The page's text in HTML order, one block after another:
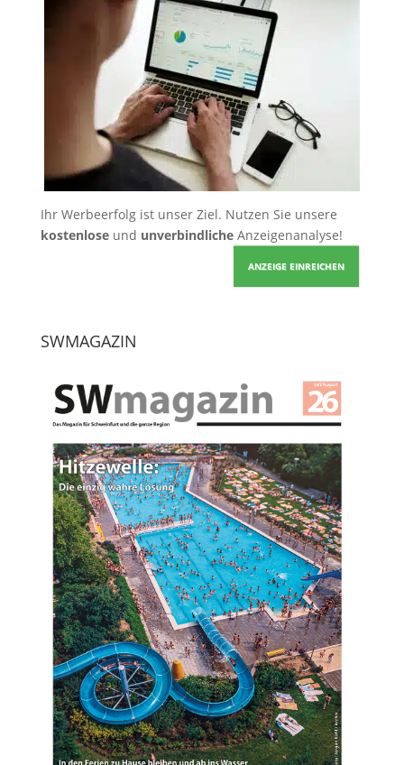
Ihr Werbeerfolg ist unser Ziel. Nutzen Sie unsere
kostenloseund unverbindlicheAnzeigenanalyse!
ANZEIGE EINREICHEN
SWMAGAZIN